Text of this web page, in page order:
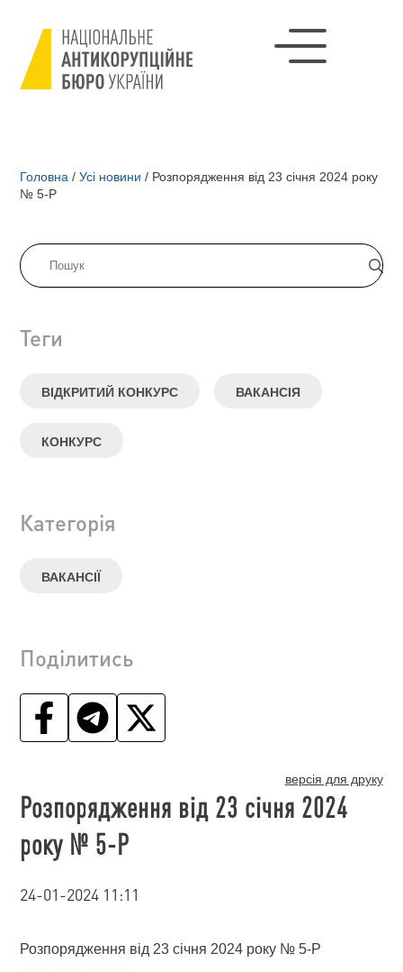
Головна / Усі новини / Розпорядження від 23 січня 2024 року
№ 5-Р
Теги
ВІДКРИТИЙ КОНКУРС ВАКАНСІЯ
КОНКУРС
Категорія
ВАКАНСІЇ
Поділитись
версія для друку
Розпорядження від 23 січня 2024
року № 5-Р
24-01-2024 11:11
Розпорядження від 23 січня 2024 року № 5-Р